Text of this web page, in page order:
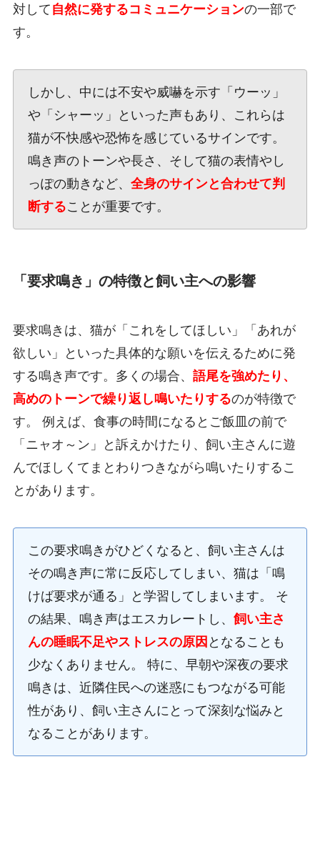
対して 自然に発するコミュニケーションの一部で
す。
しかし、中には不安や威嚇を示す「ウーッ」
や「シャーッ」といった声もあり、これらは
猫が不快感や恐怖を感じているサインです。
鳴き声のトーンや長さ、そして猫の表情やし
っぽの動きなど、 全身のサインと合わせて判
断することが重要です。
「要求鳴き」の特徴と飼い主への影響
要求鳴きは、猫が「これをしてほしい」「あれが
欲しい」といった具体的な願いを伝えるために発
する鳴き声です。多くの場合、 語尾を強めたり、
高めのトーンで繰り返し鳴いたりするのが特徴で
す。 例えば、食事の時間になるとご飯皿の前で
「ニャオ～ン」と訴えかけたり、飼い主さんに遊
んでほしくてまとわりつきながら鳴いたりするこ
とがあります。
この要求鳴きがひどくなると、飼い主さんは
その鳴き声に常に反応してしまい、猫は「鳴
けば要求が通る」と学習してしまいます。 そ
の結果、鳴き声はエスカレートし、 飼い主さ
んの睡眠不足やストレスの原因 となることも
少なくありません。 特に、早朝や深夜の要求
鳴きは、近隣住民への迷惑にもつながる可能
性があり、飼い主さんにとって深刻な悩みと
なることがあります。